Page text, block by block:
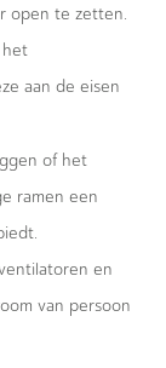
open te zetten.
het
aan de eisen
of het
ramen een
en
van persoon